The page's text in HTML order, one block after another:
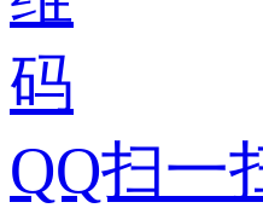
QQ扫一